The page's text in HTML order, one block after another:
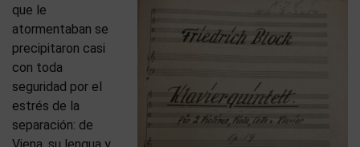
que le
atormentaban se
precipitaron casi
con toda
seguridad por el
estrés de la
separación: de